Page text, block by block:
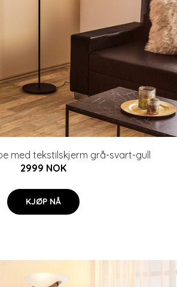
med tekstilskjerm grå-svart-gull
2999 NOK
KJØP NÅ